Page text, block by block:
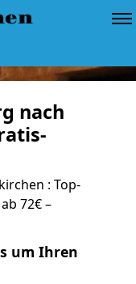
nach
: Top-
72€ –
um Ihren